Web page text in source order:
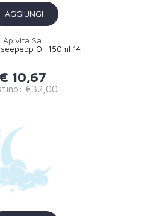
AGGIUNGI
Apivita Sa
Oil 150ml 14
€ 10,67
€32,00